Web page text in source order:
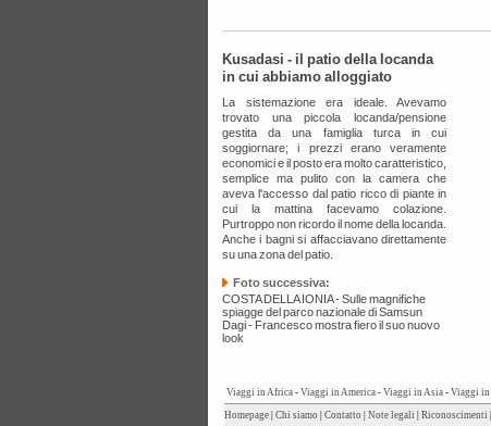
Kusadasi - il patio della locanda
in cui abbiamo alloggiato
La sistemazione era ideale. Avevamo
trovato una piccola locanda/pensione
gestita da una famiglia turca in cui
soggiornare; i prezzi erano veramente
economici e il posto era molto caratteristico,
semplice ma pulito con la camera che
aveva l'accesso dal patio ricco di piante in
cui la mattina facevamo colazione.
Purtroppo non ricordo il nome della locanda.
Anche i bagni si affacciavano direttamente
su una zona del patio.
Foto successiva:
COSTA DELLA IONIA - Sulle magnifiche
spiagge del parco nazionale di Samsun
Dagi - Francesco mostra fiero il suo nuovo
look
Viaggi in Africa - Viaggi in America - Viaggi in Asia - Viaggi in
Homepage Chi siamo Contatto Note legali Riconoscimenti